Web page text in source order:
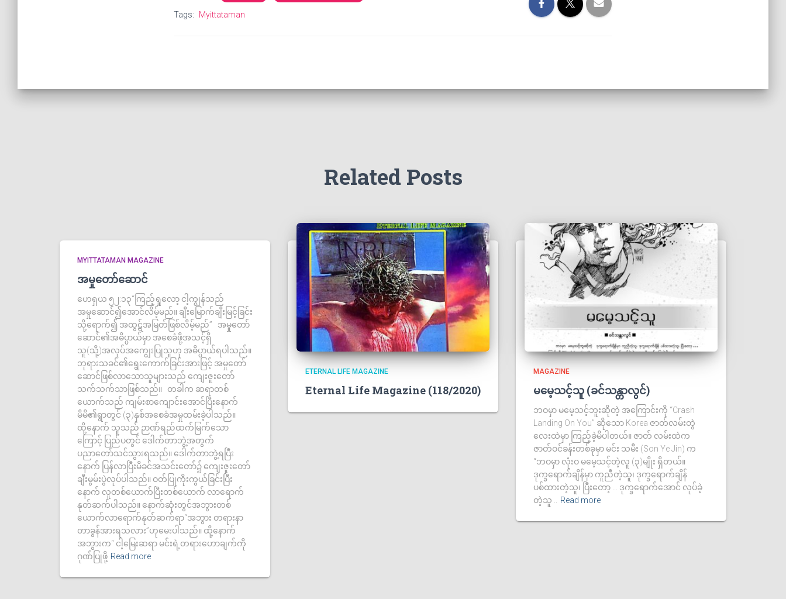
Tags: Myittataman
Related Posts
MYITTATAMAN MAGAZINE
အမှုတော်ဆောင်
ဟေရှယ ၅၂:၁၃“ကြည့်ရှုလော့ ငါ့ကျွန်သည်
အမှုဆောင်၍အောင်လိမ့်မည်။ ချီးမြောက်ချီးမြင့်ခြင်း
သို့ရောက်၍ အထွဋ်အမြတ်ဖြစ်လိမ့်မည်” အမှုတော်
ဆောင်၏အဓိပ္ပာယ်မှာ အစေခံဖို့အသင့်ရှိ
သူ(သို့)အလုပ်အကျွေးပြုသူဟု အဓိပ္ပာယ်ရပါသည်။
ဘုရားသခင်၏ရွေးကောက်ခြင်းအားဖြင့် အမှုတော်
ဆောင်ဖြစ်လာသောသူများသည် ကျေးဇူးတော်
သက်သက်သာဖြစ်သည်။ တခါက ဆရာတစ်
ယောက်သည် ကျမ်းစာကျောင်းအောင်ပြီးနောက်
မိမိ၏ရွာတွင် (၃)နှစ်အစေခံအမှုထမ်းခဲ့ပါသည်။
ထို့နောက် သူသည် ဉာဏ်ရည်ထက်မြက်သော
ကြောင့် ပြည်ပတွင် ဒေါက်တာဘွဲ့အတွက်
ပညာတော်သင်သွားရသည်။ ဒေါက်တာဘွဲ့ရပြီး
နောက် ပြန်လာပြီးမိခင်အသင်းတော်၌ ကျေးဇူးတော်
ချီးမွမ်းပွဲလုပ်ပါသည်။ ဝတ်ပြုကိုးကွယ်ခြင်းပြီး
နောက် လူတစ်ယောက်ပြီးတစ်ယောက် လာရောက်
နုတ်ဆက်ပါသည်။ နောက်ဆုံးတွင်အဘွားတစ်
ယောက်လာရောက်နုတ်ဆက်ရာ“အဘွား တရားနာ
တာခွန်အားရသလား”ဟုမေးပါသည်။ ထို့နောက်
အဘွားက“ ငါ့မြေးဆရာ မင်းရဲ့တရားဟောချက်ကို
ဂုဏ်ပြုဖို့ Read more
ETERNAL LIFE MAGAZINE
Eternal Life Magazine (118/2020)
MAGAZINE
မမေ့သင့်သူ (ခင်သန္တာလွင်)
ဘဝမှာ မမေ့သင့်ဘူးဆိုတဲ့ အကြောင်းကို “Crash
Landing On You” ဆိုသော Korea ဇာတ်လမ်းတွဲ
လေးထဲမှာ ကြည့်ခဲ့မိပါတယ်။ ဇာတ် လမ်းထဲက
ဇာတ်ဝင်ခန်းတစ်ခုမှာ မင်း သမီး (Son Ye Jin) က
“ဘဝမှာ လုံးဝ မမေ့သင့်တဲ့လူ (၃)မျိုး ရှိတယ်။
ဒုက္ခရောက်ချိန်မှာ ကူညီတဲ့သူ၊ ဒုက္ခရောက်ချိန်
ပစ်ထားတဲ့သူ၊ ပြီးတော့ … ဒုက္ခရောက်အောင် လုပ်ခဲ့
တဲ့သူ ..
Read more